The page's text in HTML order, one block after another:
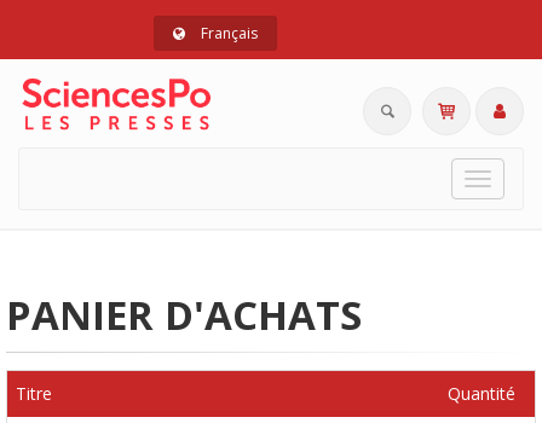
Français
Toggle
PANIER D'ACHATS
Titre Quantité